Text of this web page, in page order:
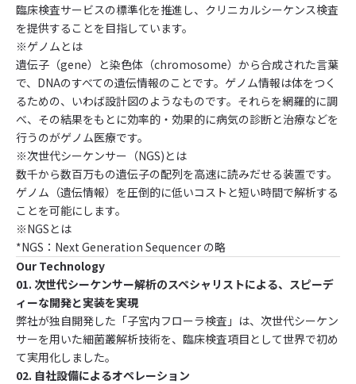
臨床検査サービスの標準化を推進し、クリニカルシーケンス検査
を提供することを目指しています。
※ゲノムとは
遺伝子（gene）と染色体（chromosome）から合成された言葉
で、DNAのすべての遺伝情報のことです。ゲノム情報は体をつく
るための、いわば設計図のようなものです。それらを網羅的に調
べ、その結果をもとに効率的・効果的に病気の診断と治療などを
行うのがゲノム医療です。
※次世代シーケンサー（NGS)とは
数千から数百万もの遺伝子の配列を高速に読みだせる装置です。
ゲノム（遺伝情報）を圧倒的に低いコストと短い時間で解析する
ことを可能にします。
※NGSとは
*NGS：Next Generation Sequencer の略
Our Technology
01. 次世代シーケンサー解析のスペシャリストによる、スピーデ
ィーな開発と実装を実現
弊社が独自開発した「子宮内フローラ検査」は、次世代シーケン
サーを用いた細菌叢解析技術を、臨床検査項目として世界で初め
て実用化しました。
02. 自社設備によるオペレーション